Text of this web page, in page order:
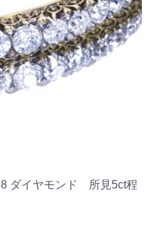
ダイヤモンド 所見5ct程